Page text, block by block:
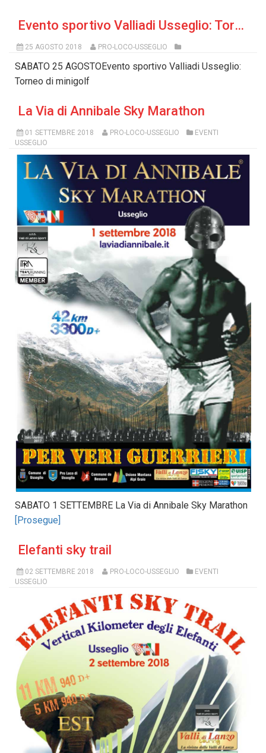
Evento sportivo Valliadi Usseglio: Torneo di minigolf
25 AGOSTO 2018 PRO-LOCO-USSEGLIO
SABATO 25 AGOSTOEvento sportivo Valliadi Usseglio:
Torneo di minigolf
La Via di Annibale Sky Marathon
01 SETTEMBRE 2018 PRO-LOCO-USSEGLIO
EVENTI
USSEGLIO
SABATO 1 SETTEMBRE La Via di Annibale Sky Marathon
[Prosegue]
Elefanti sky trail
02 SETTEMBRE 2018 PRO-LOCO-USSEGLIO
EVENTI
USSEGLIO